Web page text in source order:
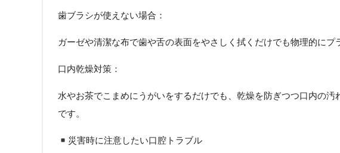
歯ブラシが使えない場合：
ガーゼや清潔な布で歯や舌の表面をやさしく拭くだけでも物理的にプ
口内乾燥対策：
水やお茶でこまめにうがいをするだけでも、乾燥を防ぎつつ口内の
です。
災害時に注意したい口腔トラブル